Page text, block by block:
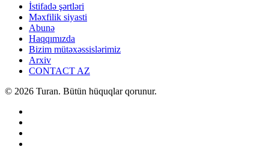
İstifadə şərtləri
Məxfilik siyasti
Abunə
Haqqımızda
Bizim mütəxəssislərimiz
Arxiv
CONTACT AZ
© 2026 Turan. Bütün hüquqlar qorunur.